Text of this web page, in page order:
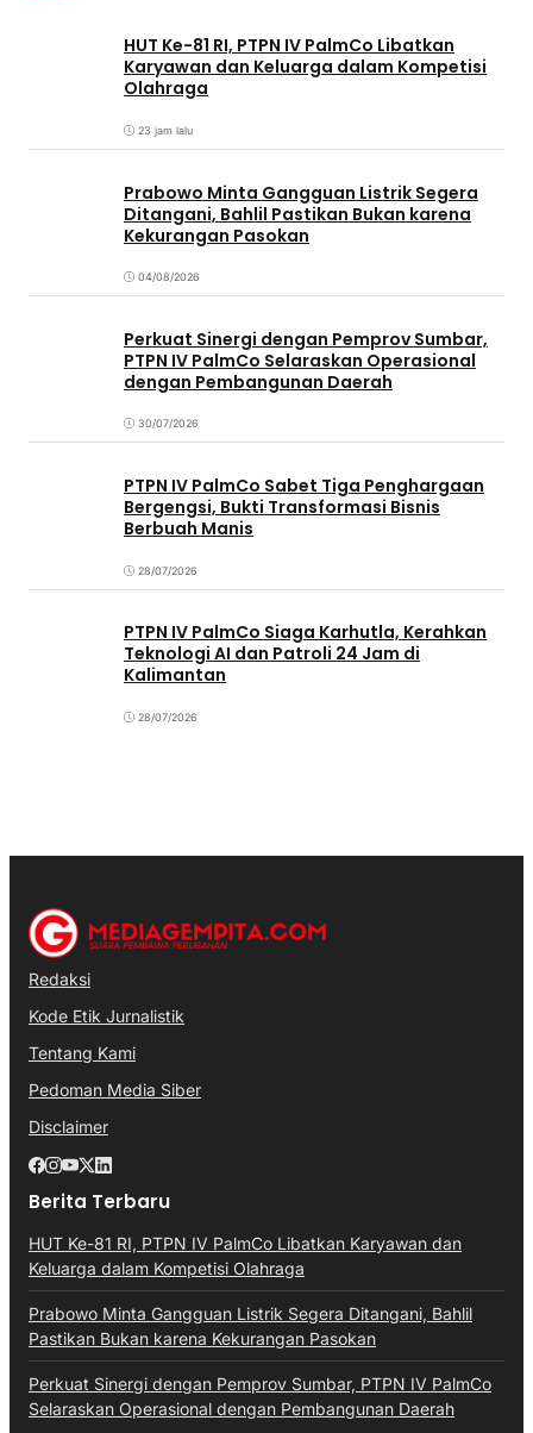
HUT Ke-81 RI, PTPN IV PalmCo Libatkan
Karyawan dan Keluarga dalam Kompetisi
Olahraga
23 jam lalu
Prabowo Minta Gangguan Listrik Segera
Ditangani, Bahlil Pastikan Bukan karena
Kekurangan Pasokan
04/08/2026
Perkuat Sinergi dengan Pemprov Sumbar,
PTPN IV PalmCo Selaraskan Operasional
dengan Pembangunan Daerah
30/07/2026
PTPN IV PalmCo Sabet Tiga Penghargaan
Bergengsi, Bukti Transformasi Bisnis
Berbuah Manis
28/07/2026
PTPN IV PalmCo Siaga Karhutla, Kerahkan
Teknologi AI dan Patroli 24 Jam di
Kalimantan
28/07/2026
Redaksi
Kode Etik Jurnalistik
Tentang Kami
Pedoman Media Siber
Disclaimer
Berita Terbaru
HUT Ke-81 RI, PTPN IV PalmCo Libatkan Karyawan dan
Keluarga dalam Kompetisi Olahraga
Prabowo Minta Gangguan Listrik Segera Ditangani, Bahlil
Pastikan Bukan karena Kekurangan Pasokan
Perkuat Sinergi dengan Pemprov Sumbar, PTPN IV PalmCo
Selaraskan Operasional dengan Pembangunan Daerah